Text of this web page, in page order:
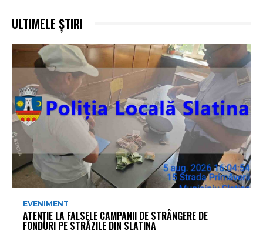
ULTIMELE ȘTIRI
EVENIMENT
ATENȚIE LA FALSELE CAMPANII DE STRÂNGERE DE
FONDURI PE STRĂZILE DIN SLATINA